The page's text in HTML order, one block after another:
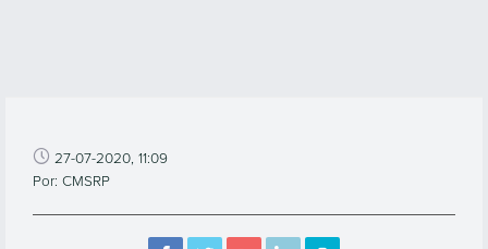
27-07-2020, 11:09
Por: CMSRP